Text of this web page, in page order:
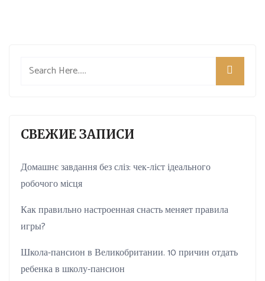
СВЕЖИЕ ЗАПИСИ
Домашнє завдання без сліз: чек-ліст ідеального
робочого місця
Как правильно настроенная снасть меняет правила
игры?
Школа-пансион в Великобритании. 10 причин отдать
ребенка в школу-пансион